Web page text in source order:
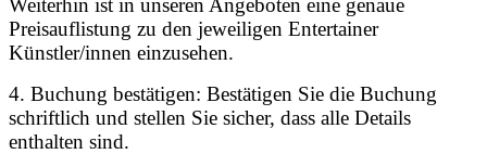
Preisauflistung zu den jeweiligen Entertainer
Künstler/innen einzusehen.
4. Buchung bestätigen: Bestätigen Sie die Buchung
schriftlich und stellen Sie sicher, dass alle Details
enthalten sind.